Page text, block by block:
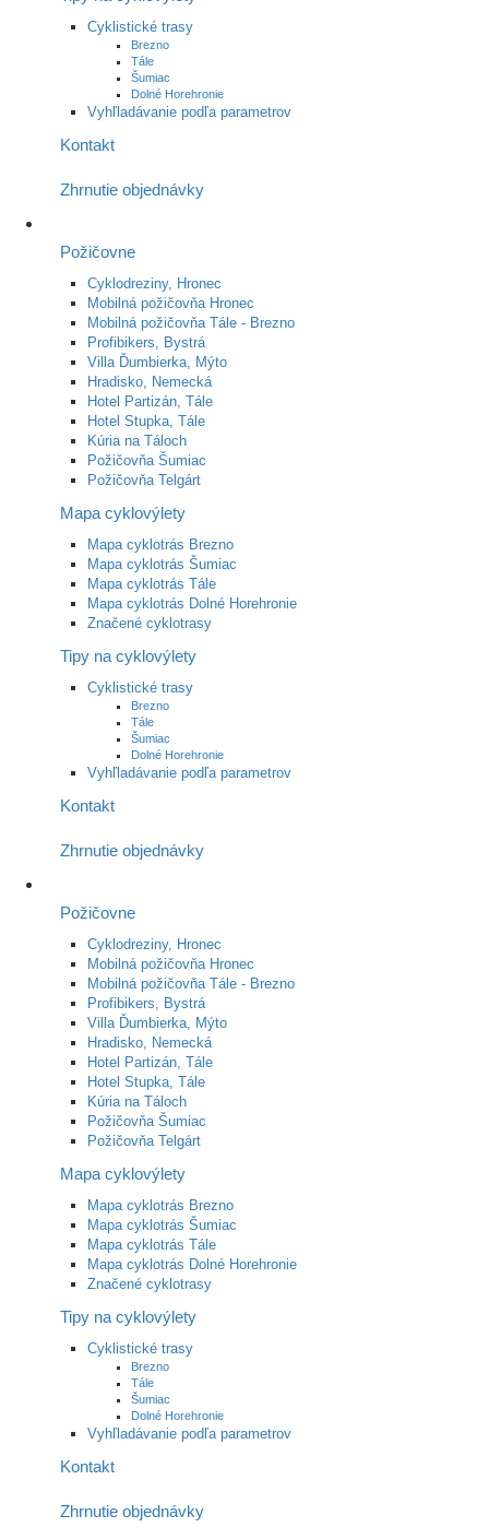
Cyklistické trasy
Brezno
Tále
Šumiac
Dolné Horehronie
Vyhľladávanie podľa parametrov
Kontakt
Zhrnutie objednávky
Požičovne
Cyklodreziny, Hronec
Mobilná požičovňa Hronec
Mobilná požičovňa Tále - Brezno
Profibikers, Bystrá
Villa Ďumbierka, Mýto
Hradisko, Nemecká
Hotel Partizán, Tále
Hotel Stupka, Tále
Kúria na Táloch
Požičovňa Šumiac
Požičovňa Telgárt
Mapa cyklovýlety
Mapa cyklotrás Brezno
Mapa cyklotrás Šumiac
Mapa cyklotrás Tále
Mapa cyklotrás Dolné Horehronie
Značené cyklotrasy
Tipy na cyklovýlety
Cyklistické trasy
Brezno
Tále
Šumiac
Dolné Horehronie
Vyhľladávanie podľa parametrov
Kontakt
Zhrnutie objednávky
Požičovne
Cyklodreziny, Hronec
Mobilná požičovňa Hronec
Mobilná požičovňa Tále - Brezno
Profibikers, Bystrá
Villa Ďumbierka, Mýto
Hradisko, Nemecká
Hotel Partizán, Tále
Hotel Stupka, Tále
Kúria na Táloch
Požičovňa Šumiac
Požičovňa Telgárt
Mapa cyklovýlety
Mapa cyklotrás Brezno
Mapa cyklotrás Šumiac
Mapa cyklotrás Tále
Mapa cyklotrás Dolné Horehronie
Značené cyklotrasy
Tipy na cyklovýlety
Cyklistické trasy
Brezno
Tále
Šumiac
Dolné Horehronie
Vyhľladávanie podľa parametrov
Kontakt
Zhrnutie objednávky